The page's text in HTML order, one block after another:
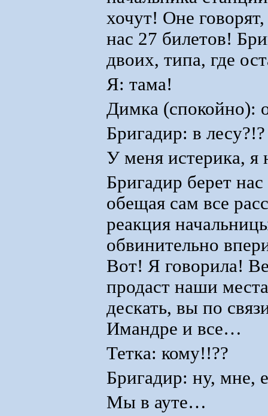
хочут! Оне
нас 27 билетов!
двоих, типа, где
Я: тама!
Димка (спокойно):
Бригадир: в
У меня истерика,
Бригадир берет
обещая сам все
реакция
обвинительно
Вот! Я говорила!
продаст наши
дескать, вы по
Имандре и все…
Тетка: кому!!??
Бригадир: ну, мне,
Мы в ауте…